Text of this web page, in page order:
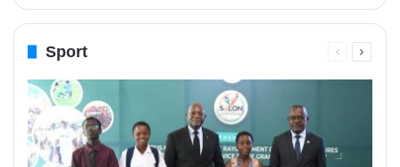
Sport
PagePage